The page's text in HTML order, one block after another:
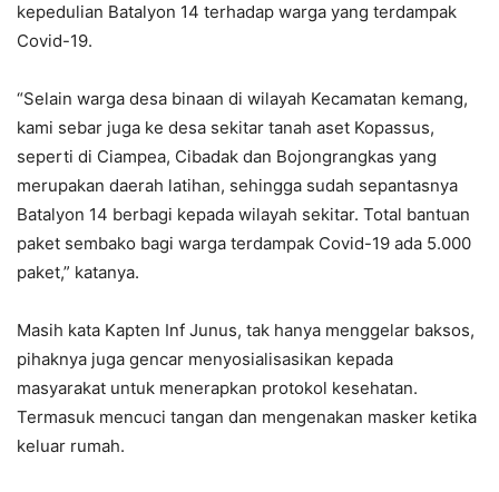
kepedulian Batalyon 14 terhadap warga yang terdampak
Covid-19.
“Selain warga desa binaan di wilayah Kecamatan kemang,
kami sebar juga ke desa sekitar tanah aset Kopassus,
seperti di Ciampea, Cibadak dan Bojongrangkas yang
merupakan daerah latihan, sehingga sudah sepantasnya
Batalyon 14 berbagi kepada wilayah sekitar. Total bantuan
paket sembako bagi warga terdampak Covid-19 ada 5.000
paket,” katanya.
Masih kata Kapten Inf Junus, tak hanya menggelar baksos,
pihaknya juga gencar menyosialisasikan kepada
masyarakat untuk menerapkan protokol kesehatan.
Termasuk mencuci tangan dan mengenakan masker ketika
keluar rumah.